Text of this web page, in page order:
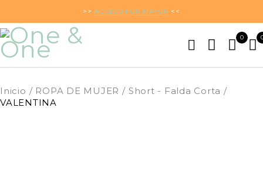
>>ACCESO POR MAYOR <<
0
Inicio / ROPA DE MUJER / Short - Falda Corta /
VALENTINA